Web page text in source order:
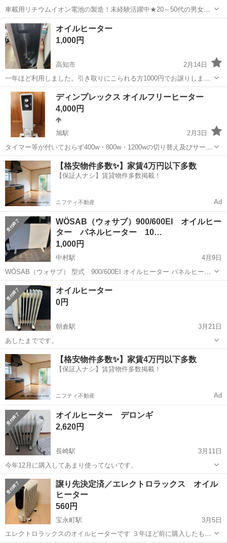
車載用リチウムイオン電池の製造！未経験活躍中★20～50代の男女活
躍中！寮費無料★備品付き1R寮完備！自宅からマイカー通勤OK！無料
駐車場完備◎正社員登用制度あり！《徳島県板野郡松茂町》 人気の工
場のお仕事 ◇車載用リチウ...
徳島 その他
オイルヒーター
1,000円
高知市
2月14日
一年ほど利用しました。引き取りにこられる方1000円でお譲りしま
す。高知 高知市 季節、空調家電 引き
ディンプレックス オイルフリーヒーター
4,000円
旭駅
2月3日
タイマー等が付いておらず400w・800w・1200wの切り替え及びサーモ
ダイヤルの切り替え機能だけのモデルECR-B01です。 オイルフリーヒ
ーターの特徴は2枚目に書いてあるとおりです。 参考までに使用感(ほ
とんど1...
高知 高知市 旭駅 季節、空調家電 ディンプレックス
【格安物件多数✨】家賃4万円以下多数
【保証人ナシ】賃貸物件多数掲載！
ニフティ不動産 Ad
WÖSAB（ウォサブ）900/600EI オイルヒー
ター パネルヒーター 10…
1,000円
中村駅
4月9日
WÖSAB（ウォサブ） 型式 900/600EI オイルヒーター パネルヒータ
ー 1000W コンセントを繋いで動作確認済です。
高知 四万十市
オイルヒーター
0円
朝倉駅
3月21日
あしたまでです。
高知 高知市 朝倉駅 季節、空調家電
【格安物件多数✨】家賃4万円以下多数
【保証人ナシ】賃貸物件多数掲載！
ニフティ不動産 Ad
オイルヒーター デロンギ
2,620円
長崎駅
3月11日
今年12月に購入してあまり使ってないです。
高知 高知市 長崎駅 季節、空調家電 デロンギ
譲り先決定済／エレクトロラックス オイル
ヒーター
560円
宝永町駅
3月5日
エレクトロラックスのオイルヒーターです ３年ほど前に購入したもの